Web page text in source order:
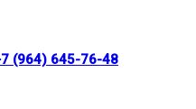
(964) 645-76-48